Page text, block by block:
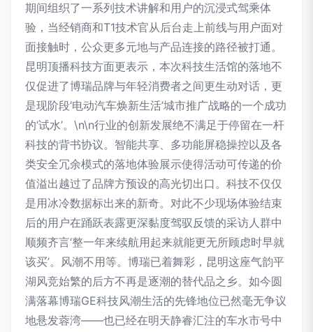
期间组织了一系列技术讲解和用户的沉浸式驾乘体
验，当经销商和T1技术官从后台走上前线与用户面对
面接触时，公众更多元地与产品连接的路径被打通。
昆明顶播科技方面更表示，本次科技生活馆的落地不
仅促进了博瑞品牌与年轻消费者之间更生动对话，更
是现阶段‘电动汽车焕新生活’城市推广战略的一个成功
的‘试水’。\n\n行业的创新发展绝不满足于停留在一杆
科技的背书协议。智能共享、多功能屏稳操控以及各
类安全冗余模式的落地体验展示使得活动可传递的价
值溢出越过了品牌方预设的高光切出口。科技不仅仅
是用冰冷数据标出来的新奇。对此不少现场体验结束
后的用户在踊跃表露更深黏度驾驭反馈的采访人群中
顺频齐言‘整一年来续航用起来就能更无所顾虑时早就
该买’。风潮不用等。博瑞已着舞彩，昆明这座气韵平
湖风竞始繁的后方不再是逐潮的替代品之乡。如今圆
满落幕博瑞GE科技风潮生活的先锋地位已然毫无争议
地悬发蓉湾——也已经在明天静睿汇注的车水市号中